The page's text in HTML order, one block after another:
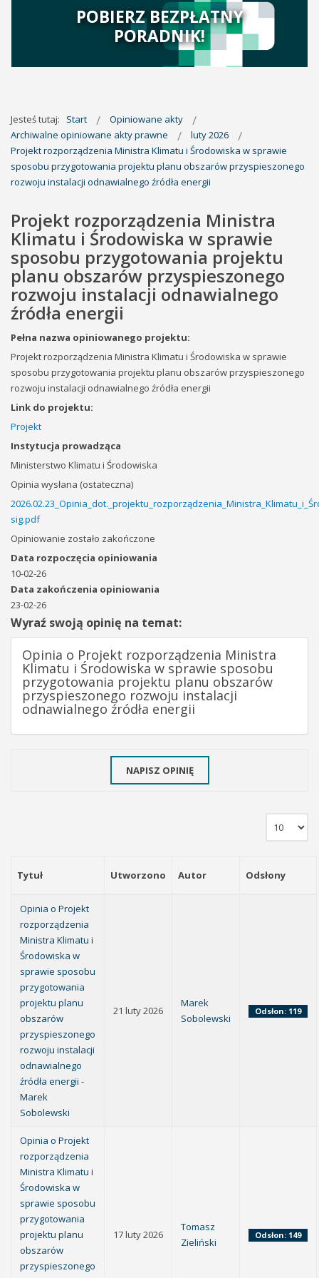
POBIERZ BEZPŁATNY
PORADNIK!
Jesteś tutaj: Start
Opiniowane akty
Archiwalne opiniowane akty prawne
luty 2026
Projekt rozporządzenia Ministra Klimatu i Środowiska w sprawie
sposobu przygotowania projektu planu obszarów przyspieszonego
rozwoju instalacji odnawialnego źródła energii
Projekt rozporządzenia Ministra
Klimatu i Środowiska w sprawie
sposobu przygotowania projektu
planu obszarów przyspieszonego
rozwoju instalacji odnawialnego
źródła energii
Pełna nazwa opiniowanego projektu:
Projekt rozporządzenia Ministra Klimatu i Środowiska w sprawie
sposobu przygotowania projektu planu obszarów przyspieszonego
rozwoju instalacji odnawialnego źródła energii
Link do projektu:
Projekt
Instytucja prowadząca
Ministerstwo Klimatu i Środowiska
Opinia wysłana (ostateczna)
sig.pdf
Opiniowanie zostało zakończone
Data rozpoczęcia opiniowania
10-02-26
Data zakończenia opiniowania
23-02-26
Wyraź swoją opinię na temat:
Opinia o Projekt rozporządzenia Ministra
Klimatu i Środowiska w sprawie sposobu
przygotowania projektu planu obszarów
przyspieszonego rozwoju instalacji
odnawialnego źródła energii
NAPISZ OPINIĘ
Tytuł Utworzono Autor Odsłony
Opinia o Projekt
rozporządzenia
Ministra Klimatu i
Środowiska w
sprawie sposobu
przygotowania
projektu planu
obszarów
przyspieszonego
rozwoju instalacji
odnawialnego
źródła energii -
Marek
Sobolewski
21 luty 2026
Marek
Sobolewski
Odsłon: 119
Opinia o Projekt
rozporządzenia
Ministra Klimatu i
Środowiska w
sprawie sposobu
przygotowania
projektu planu
obszarów
przyspieszonego
17 luty 2026
Tomasz
Zieliński
Odsłon: 149